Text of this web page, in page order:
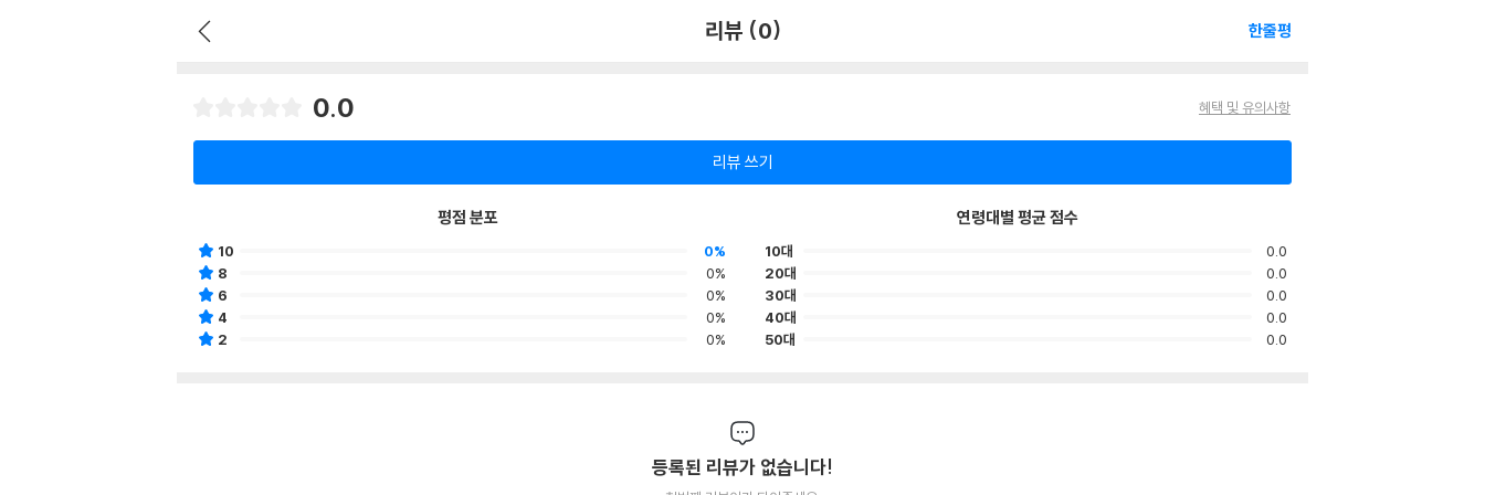
리뷰 (0) 한줄평
0.0 혜택 및 유의사항
리뷰 쓰기
평점 분포
10
0%
8
0%
6
0%
4
0%
2
0%
연령대별 평균 점수
10대
0.0
20대
0.0
30대
0.0
40대
0.0
50대
0.0
등록된 리뷰가 없습니다!